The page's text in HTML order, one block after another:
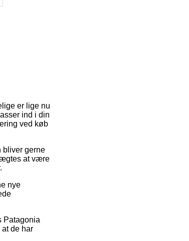
er lige nu
ind i din
ved køb
bliver gerne
at være
nye
Patagonia
de har